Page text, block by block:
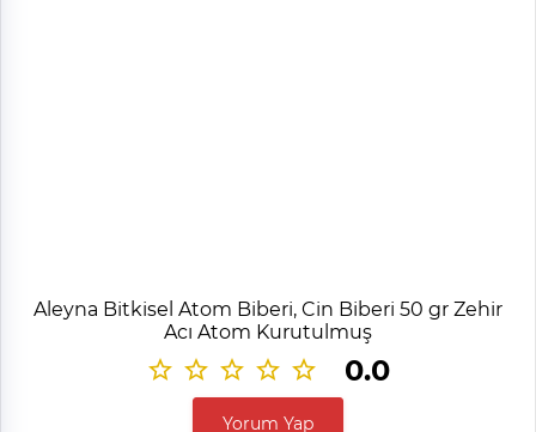
Aleyna Bitkisel Atom Biberi, Cin Biberi 50 gr Zehir
Acı Atom Kurutulmuş
0.0
Yorum Yap